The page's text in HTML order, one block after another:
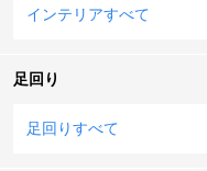
インテリアすべて
足回り
足回りすべて